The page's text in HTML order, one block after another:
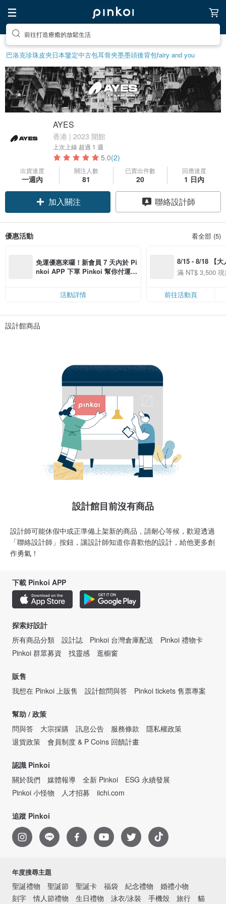
前往打造療癒的放鬆生活
巴洛克珍珠皮夾日本鑒定中古包耳骨夾墨墨頭後背包fairy and you
AYES
香港 | 2023 開館
上次上線 超過 1 週
5.0(2)
出貨速度
一週內
關注人數
81
已賣出件數
20
回應速度
1 日內
加入關注 聯絡設計師
優惠活動 看全部 (5)
免運優惠來囉！新會員 7 天內於 Pi
nkoi APP 下單 Pinkoi 幫你付運
活動詳情
8/15 - 8/18 【大
季】滿
50
滿 NT$ 3,500
前往活動頁
設計館商品
設計館目前沒有商品
設計師可能休假中或正準備上架新的商品，請耐心等候，歡迎透過
「聯絡設計師」按鈕，讓設計師知道你喜歡他的設計，給他更多創
作勇氣！
下載 Pinkoi APP
探索好設計
所有商品分類
設計誌 Pinkoi 台灣倉庫配送
Pinkoi 禮物卡
Pinkoi 群眾募資
找靈感 逛櫥窗
販售
我想在 Pinkoi 上販售
設計館問與答 Pinkoi tickets 售票專案
幫助 / 政策
問與答
大宗採購 訊息公告 服務條款
隱私權政策
退貨政策
會員制度 & P Coins 回饋計畫
認識 Pinkoi
關於我們
媒體報導 全新 Pinkoi
ESG 永續發展
Pinkoi 小怪物
人才招募 iichi.com
追蹤 Pinkoi
年度搜尋主題
聖誕禮物 聖誕節 聖誕卡 福袋 紀念禮物
婚禮小物
刻字
情人節禮物 生日禮物 泳衣/泳裝 手機殼 旅行 貓